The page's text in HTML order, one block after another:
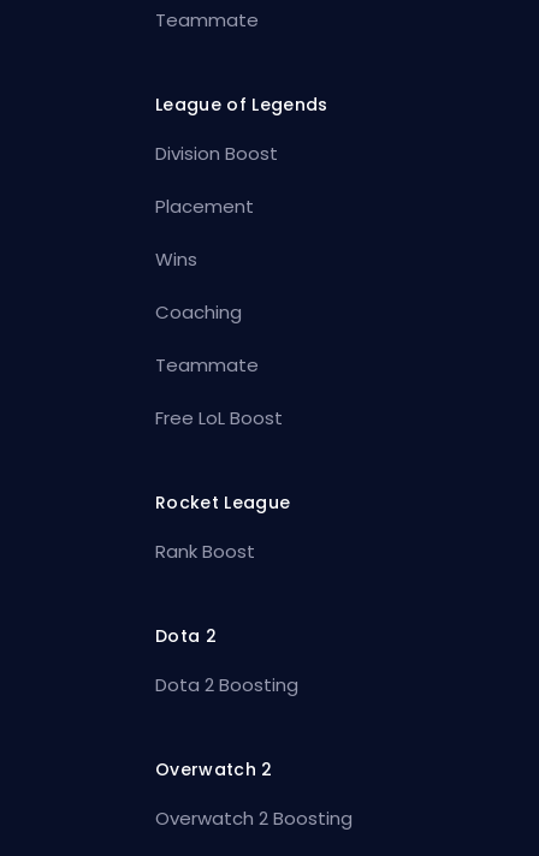
Teammate
League of Legends
Division Boost
Placement
Wins
Coaching
Teammate
Free LoL Boost
Rocket League
Rank Boost
Dota 2
Dota 2 Boosting
Overwatch 2
Overwatch 2 Boosting